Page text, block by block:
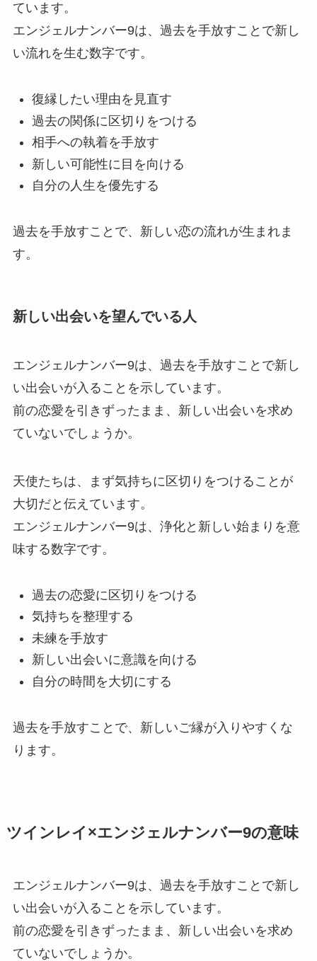
ています。
エンジェルナンバー9は、過去を手放すことで新し
い流れを生む数字です。
復縁したい理由を見直す
過去の関係に区切りをつける
相手への執着を手放す
新しい可能性に目を向ける
自分の人生を優先する
過去を手放すことで、新しい恋の流れが生まれま
す。
新しい出会いを望んでいる人
エンジェルナンバー9は、過去を手放すことで新し
い出会いが入ることを示しています。
前の恋愛を引きずったまま、新しい出会いを求め
ていないでしょうか。
天使たちは、まず気持ちに区切りをつけることが
大切だと伝えています。
エンジェルナンバー9は、浄化と新しい始まりを意
味する数字です。
過去の恋愛に区切りをつける
気持ちを整理する
未練を手放す
新しい出会いに意識を向ける
自分の時間を大切にする
過去を手放すことで、新しいご縁が入りやすくな
ります。
ツインレイ×エンジェルナンバー9の意味
エンジェルナンバー9は、過去を手放すことで新し
い出会いが入ることを示しています。
前の恋愛を引きずったまま、新しい出会いを求め
ていないでしょうか。